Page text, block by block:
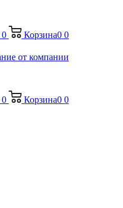
0 Корзина0 0
0 Корзина0 0